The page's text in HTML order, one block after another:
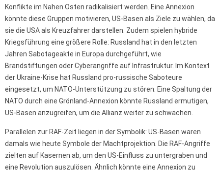
Konflikte im Nahen Osten radikalisiert werden. Eine Annexion
könnte diese Gruppen motivieren, US-Basen als Ziele zu wählen, da
sie die USA als Kreuzfahrer darstellen. Zudem spielen hybride
Kriegsführung eine größere Rolle: Russland hat in den letzten
Jahren Sabotageakte in Europa durchgeführt, wie
Brandstiftungen oder Cyberangriffe auf Infrastruktur. Im Kontext
der Ukraine-Krise hat Russland pro-russische Saboteure
eingesetzt, um NATO-Unterstützung zu stören. Eine Spaltung der
NATO durch eine Grönland-Annexion könnte Russland ermutigen,
US-Basen anzugreifen, um die Allianz weiter zu schwächen.
Parallelen zur RAF-Zeit liegen in der Symbolik: US-Basen waren
damals wie heute Symbole der Machtprojektion. Die RAF-Angriffe
zielten auf Kasernen ab, um den US-Einfluss zu untergraben und
eine Revolution auszulösen. Ähnlich könnte eine Annexion zu